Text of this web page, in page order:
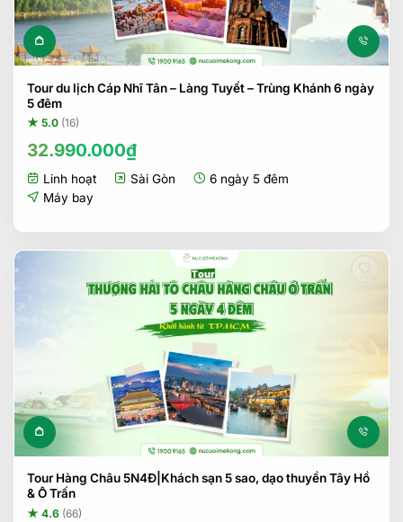
Tour du lịch Cáp Nhĩ Tân – Làng Tuyết – Trùng Khánh 6 ngày
5 đêm
★ 5.0 (16)
32.990.000₫
Linh hoạt Sài Gòn
6 ngày 5 đêm
Máy bay
Tour Hàng Châu 5N4Đ|Khách sạn 5 sao, dạo thuyền Tây Hồ
& Ô Trấn
★ 4.6 (66)